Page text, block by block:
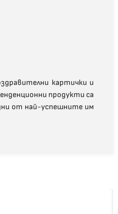
картички и
продукти са
от най-успешните им